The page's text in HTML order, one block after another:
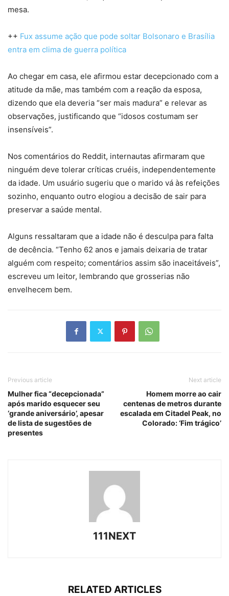
mesa.
++ Fux assume ação que pode soltar Bolsonaro e Brasília
entra em clima de guerra política
Ao chegar em casa, ele afirmou estar decepcionado com a
atitude da mãe, mas também com a reação da esposa,
dizendo que ela deveria “ser mais madura” e relevar as
observações, justificando que “idosos costumam ser
insensíveis”.
Nos comentários do Reddit, internautas afirmaram que
ninguém deve tolerar críticas cruéis, independentemente
da idade. Um usuário sugeriu que o marido vá às refeições
sozinho, enquanto outro elogiou a decisão de sair para
preservar a saúde mental.
Alguns ressaltaram que a idade não é desculpa para falta
de decência. “Tenho 62 anos e jamais deixaria de tratar
alguém com respeito; comentários assim são inaceitáveis”,
escreveu um leitor, lembrando que grosserias não
envelhecem bem.
Previous article
Mulher fica “decepcionada”
após marido esquecer seu
‘grande aniversário’, apesar
de lista de sugestões de
presentes
Next article
Homem morre ao cair
centenas de metros durante
escalada em Citadel Peak, no
Colorado: ‘Fim trágico’
111NEXT
RELATED ARTICLES